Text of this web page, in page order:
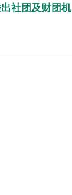
社团及财团机